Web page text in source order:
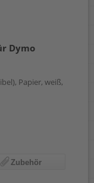
Dymo
Papier, weiß,
Zubehör